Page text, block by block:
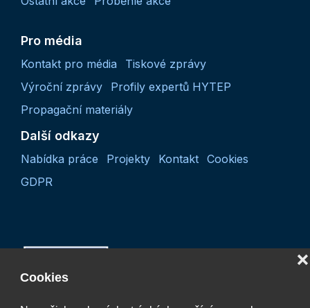
Cookies
❌
Pro média
Kontakt pro média
Tiskové zprávy
Výroční zprávy
Profily expertů HYTEP
Propagační materiály
Další odkazy
Nabídka práce Projekty Kontakt Cookies
GDPR